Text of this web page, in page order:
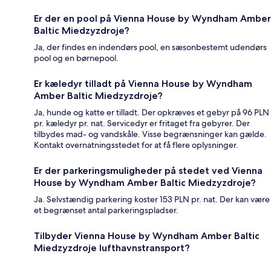
Er der en pool på Vienna House by Wyndham Amber
Baltic Miedzyzdroje?
Ja, der findes en indendørs pool, en sæsonbestemt udendørs
pool og en børnepool.
Er kæledyr tilladt på Vienna House by Wyndham
Amber Baltic Miedzyzdroje?
Ja, hunde og katte er tilladt. Der opkræves et gebyr på 96 PLN
pr. kæledyr pr. nat. Servicedyr er fritaget fra gebyrer. Der
tilbydes mad- og vandskåle. Visse begrænsninger kan gælde.
Kontakt overnatningsstedet for at få flere oplysninger.
Er der parkeringsmuligheder på stedet ved Vienna
House by Wyndham Amber Baltic Miedzyzdroje?
Ja. Selvstændig parkering koster 153 PLN pr. nat. Der kan være
et begrænset antal parkeringspladser.
Tilbyder Vienna House by Wyndham Amber Baltic
Miedzyzdroje lufthavnstransport?